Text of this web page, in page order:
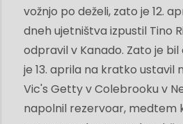
vožnjo po deželi, zato je 12.
dneh ujetništva izpustil Tino
odpravil v Kanado. Zato je bil
je 13. aprila na kratko ustavil
Vic's Getty v Colebrooku v
napolnil rezervoar, medtem